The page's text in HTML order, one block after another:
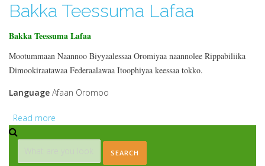
Bakka Teessuma Lafaa
Bakka Teessuma Lafaa
Mootummaan Naannoo Biyyaalessaa Oromiyaa naannolee Rippabiliika
Dimookiraatawaa Federaalawaa Itoophiyaa keessaa tokko.
Language Afaan Oromoo
Read more
Search form